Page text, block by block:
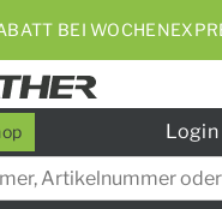
BEI
Login